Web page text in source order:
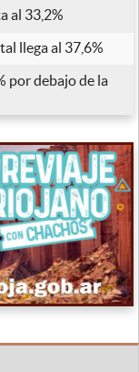
al 33,2%
llega al 37,6%
por debajo de la